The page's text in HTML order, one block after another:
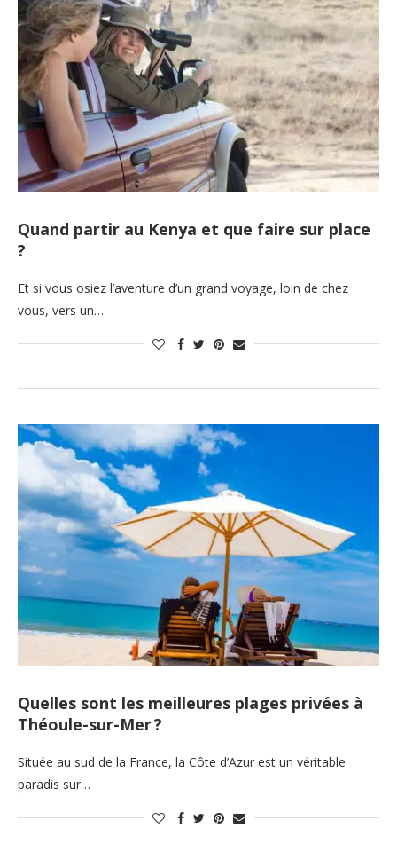
Quand partir au Kenya et que faire sur place
?
Et si vous osiez l’aventure d’un grand voyage, loin de chez
vous, vers un…
Quelles sont les meilleures plages privées à
Théoule-sur-Mer ?
Située au sud de la France, la Côte d’Azur est un véritable
paradis sur…